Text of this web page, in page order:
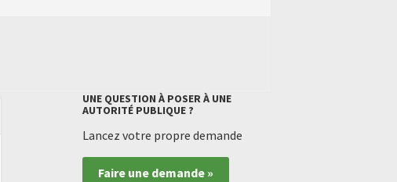
UNE QUESTION À POSER À UNE
AUTORITÉ PUBLIQUE ?
Lancez votre propre demande
Faire une demande »